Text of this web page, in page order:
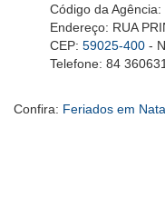
Código da Agência:
Endereço: RUA
CEP: 59025-400 -
Telefone: 84
Confira: Feriados em